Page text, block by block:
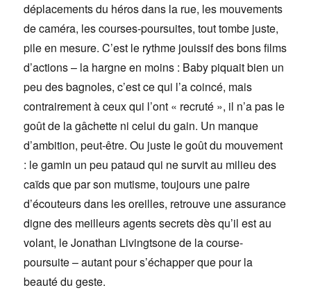
déplacements du héros dans la rue, les mouvements
de caméra, les courses-poursuites, tout tombe juste,
pile en mesure. C’est le rythme jouissif des bons films
d’actions – la hargne en moins : Baby piquait bien un
peu des bagnoles, c’est ce qui l’a coincé, mais
contrairement à ceux qui l’ont « recruté », il n’a pas le
goût de la gâchette ni celui du gain. Un manque
d’ambition, peut-être. Ou juste le goût du mouvement
: le gamin un peu pataud qui ne survit au milieu des
caïds que par son mutisme, toujours une paire
d’écouteurs dans les oreilles, retrouve une assurance
digne des meilleurs agents secrets dès qu’il est au
volant, le Jonathan Livingtsone de la course-
poursuite – autant pour s’échapper que pour la
beauté du geste.